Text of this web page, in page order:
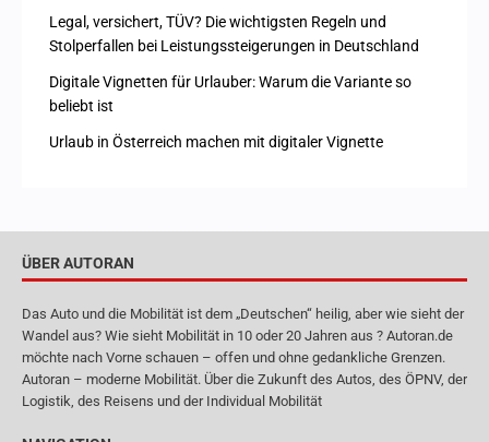
Legal, versichert, TÜV? Die wichtigsten Regeln und
Stolperfallen bei Leistungssteigerungen in Deutschland
Digitale Vignetten für Urlauber: Warum die Variante so
beliebt ist
Urlaub in Österreich machen mit digitaler Vignette
ÜBER AUTORAN
Das Auto und die Mobilität ist dem „Deutschen“ heilig, aber wie sieht der
Wandel aus? Wie sieht Mobilität in 10 oder 20 Jahren aus ? Autoran.de
möchte nach Vorne schauen – offen und ohne gedankliche Grenzen.
Autoran – moderne Mobilität. Über die Zukunft des Autos, des ÖPNV, der
Logistik, des Reisens und der Individual Mobilität